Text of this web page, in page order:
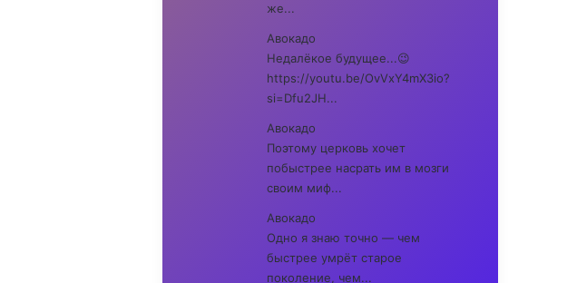
же...
Авокадо
Недалёкое будущее...😉
https://youtu.be/OvVxY4mX3io?
si=Dfu2JH...
Авокадо
Поэтому церковь хочет
побыстрее насрать им в мозги
своим миф...
Авокадо
Одно я знаю точно — чем
быстрее умрёт старое
поколение, чем...